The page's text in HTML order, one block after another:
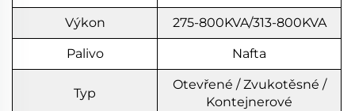
Výkon 275-800KVA/313-800KVA
Palivo Nafta
Typ
Otevřené / Zvukotěsné /
Kontejnerové